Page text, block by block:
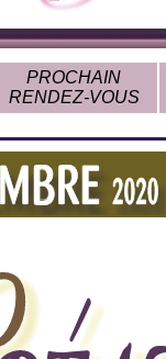
PROCHAIN
RENDEZ-VOUS